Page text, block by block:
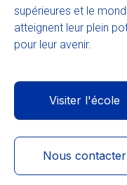
Découvrir
Nos 3 campus
Apprendre à
Nous soutenir
Admissions
supérieures et le
atteignent leur plein
pour leur avenir.
Visiter l'école
Nous contacter